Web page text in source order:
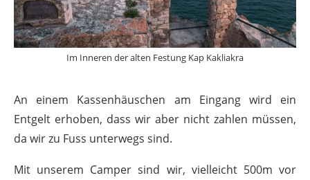
Im Inneren der alten Festung Kap Kakliakra
An einem Kassenhäuschen am Eingang wird ein
Entgelt erhoben, dass wir aber nicht zahlen müssen,
da wir zu Fuss unterwegs sind.
Mit unserem Camper sind wir, vielleicht 500m vor